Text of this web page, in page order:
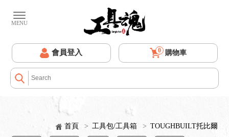
會員登入 0 購物車
首頁 > 工具包/工具箱 > TOUGHBUILT托比爾